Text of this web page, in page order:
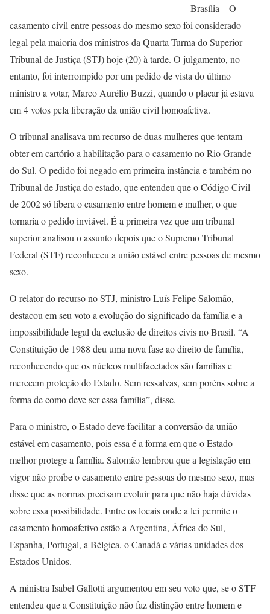
Brasília – O
casamento civil entre pessoas do mesmo sexo foi considerado
legal pela maioria dos ministros da Quarta Turma do Superior
Tribunal de Justiça (STJ) hoje (20) à tarde. O julgamento, no
entanto, foi interrompido por um pedido de vista do último
ministro a votar, Marco Aurélio Buzzi, quando o placar já estava
em 4 votos pela liberação da união civil homoafetiva.
O tribunal analisava um recurso de duas mulheres que tentam
obter em cartório a habilitação para o casamento no Rio Grande
do Sul. O pedido foi negado em primeira instância e também no
Tribunal de Justiça do estado, que entendeu que o Código Civil
de 2002 só libera o casamento entre homem e mulher, o que
tornaria o pedido inviável. É a primeira vez que um tribunal
superior analisou o assunto depois que o Supremo Tribunal
Federal (STF) reconheceu a união estável entre pessoas de mesmo
sexo.
O relator do recurso no STJ, ministro Luís Felipe Salomão,
destacou em seu voto a evolução do significado da família e a
impossibilidade legal da exclusão de direitos civis no Brasil. “A
Constituição de 1988 deu uma nova fase ao direito de família,
reconhecendo que os núcleos multifacetados são famílias e
merecem proteção do Estado. Sem ressalvas, sem poréns sobre a
forma de como deve ser essa família”, disse.
Para o ministro, o Estado deve facilitar a conversão da união
estável em casamento, pois essa é a forma em que o Estado
melhor protege a família. Salomão lembrou que a legislação em
vigor não proíbe o casamento entre pessoas do mesmo sexo, mas
disse que as normas precisam evoluir para que não haja dúvidas
sobre essa possibilidade. Entre os locais onde a lei permite o
casamento homoafetivo estão a Argentina, África do Sul,
Espanha, Portugal, a Bélgica, o Canadá e várias unidades dos
Estados Unidos.
A ministra Isabel Gallotti argumentou em seu voto que, se o STF
entendeu que a Constituição não faz distinção entre homem e